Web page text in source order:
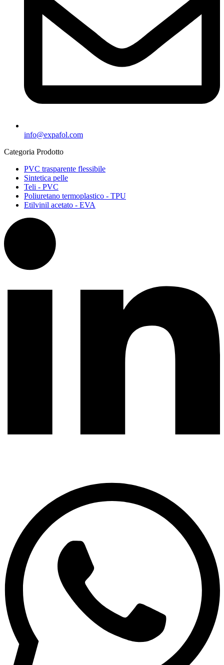
info@expafol.com
Categoria Prodotto
PVC trasparente flessibile
Sintetica pelle
Teli - PVC
Poliuretano termoplastico - TPU
Etilvinil acetato - EVA